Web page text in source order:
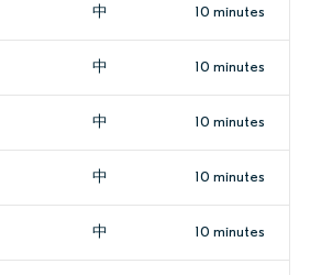
中 10 minutes
中 10 minutes
中 10 minutes
中 10 minutes
中 10 minutes